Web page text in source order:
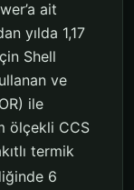
ait
yılda 1,17
Shell
ve
ile
ölçekli CCS
termik
6